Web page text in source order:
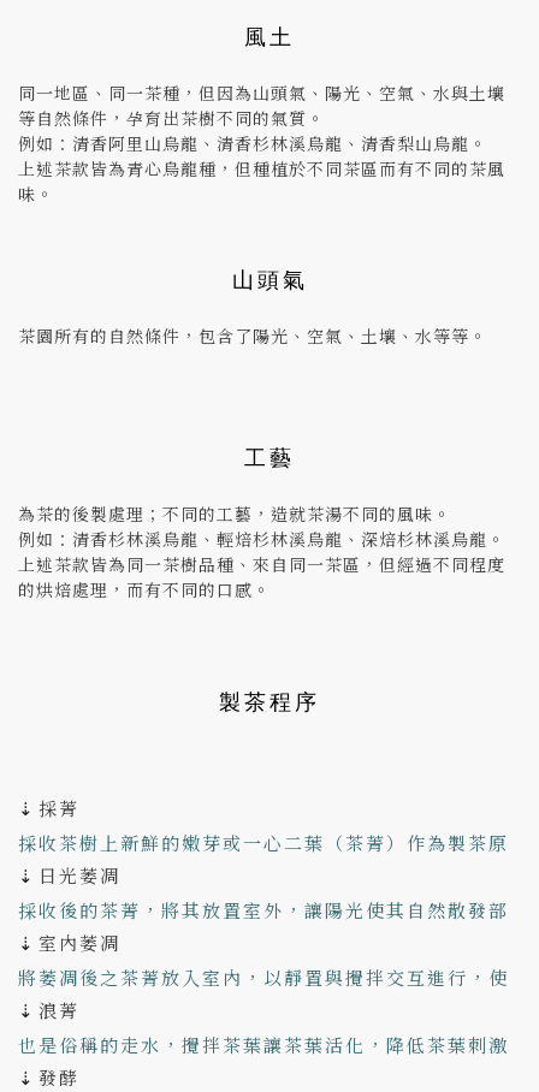
風土
同一地區、同一茶種，但因為山頭氣、陽光、空氣、水與土壤
等自然條件，孕育出茶樹不同的氣質。
例如：清香阿里山烏龍、清香杉林溪烏龍、清香梨山烏龍。
上述茶款皆為青心烏龍種，但種植於不同茶區而有不同的茶風
味。
山頭氣
茶園所有的自然條件，包含了陽光、空氣、土壤、水等等。
工藝
為茶的後製處理；不同的工藝，造就茶湯不同的風味。
例如：清香杉林溪烏龍、輕焙杉林溪烏龍、深焙杉林溪烏龍。
上述茶款皆為同一茶樹品種、來自同一茶區，但經過不同程度
的烘焙處理，而有不同的口感。
製茶程序
⇣ 採菁
採收茶樹上新鮮的嫩芽或一心二葉（茶菁）作為製茶原
料
⇣ 日光萎凋
採收後的茶菁，將其放置室外，讓陽光使其自然散發部
分水分，此時茶菁光澤消失、形成波浪狀起伏，手觸摸
有柔軟感
⇣ 室內萎凋
將萎凋後之茶菁放入室內，以靜置與攪拌交互進行，使
葉緣細胞破損，以有利於發酵，除去茶中苦澀及臭青
味。
⇣ 浪菁
也是俗稱的走水，攪拌茶葉讓茶葉活化，降低茶葉刺激
物質。
⇣ 發酵